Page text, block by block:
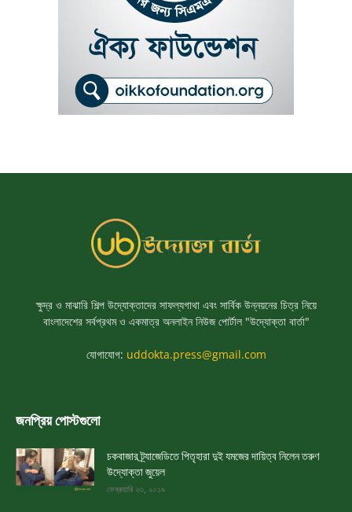
ক্ষুদ্র ও মাঝারি শিল্প উদ্যোক্তাদের সাফল্যগাথা এবং সার্বিক উন্নয়নের চিত্র নিয়ে
বাংলাদেশের সর্বপ্রথম ও একমাত্র অনলাইন নিউজ পোর্টাল "উদ্যোক্তা বার্তা"
যোগাযোগ: uddokta.press@gmail.com
জনপ্রিয় পোস্টগুলো
চকবাজার ট্র্যাজেডিতে পিতৃহারা দুই যমজের দায়িত্ব নিলেন তরুণ
উদ্যোক্তা জুয়েল
ফেব্রুয়ারি ২৩, ২০১৯